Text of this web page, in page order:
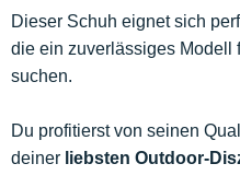
Dieser Schuh eignet sich
die ein zuverlässiges Modell
suchen.
Du profitierst von seinen
deiner liebsten Outdoor-